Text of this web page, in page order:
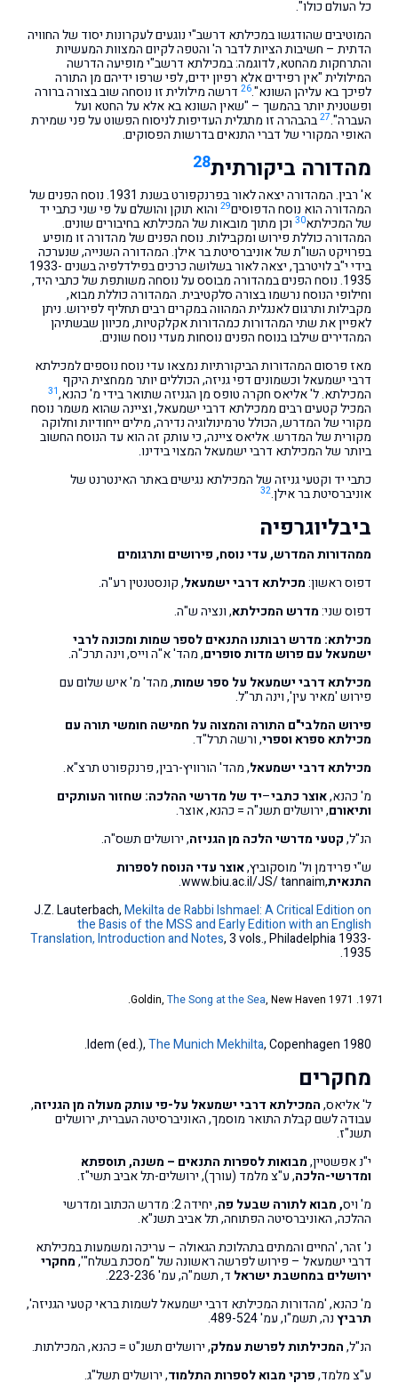
כל העולם כולו".
המוטיבים שהודגשו במכילתא דרשב"י נוגעים לעקרונות יסוד של החוויה
הדתית – חשיבות הציות לדבר ה' והטפה לקיום המצוות המעשיות
והתרחקות מהחטא, לדוגמה: במכילתא דרשב"י מופיעה הדרשה
המילולית "אין רפידים אלא רפיון ידים, לפי שרפו ידיהם מן התורה
לפיכך בא עליהן השונא".26 דרשה מילולית זו נוסחה שוב בצורה ברורה
ופשטנית יותר בהמשך – "שאין השונא בא אלא על החטא ועל
העברה".27 בהבהרה זו מתגלית העדיפות לניסוח הפשוט על פני שמירת
האופי המקורי של דברי התנאים בדרשות הפסוקים.
מהדורה ביקורתית28
א' רבין. המהדורה יצאה לאור בפרנקפורט בשנת 1931. נוסח הפנים של
המהדורה הוא נוסח הדפוסים29 והוא תוקן והושלם על פי שני כתבי יד
של המכילתא30 וכן מתוך מובאות של המכילתא בחיבורים שונים.
המהדורה כוללת פירוש ומקבילות. נוסח הפנים של מהדורה זו מופיע
בפרויקט השו"ת של אוניברסיטת בר אילן. המהדורה השנייה, שנערכה
בידי י"ב לויטרבך, יצאה לאור בשלושה כרכים בפילדלפיה בשנים 1933-
1935. נוסח הפנים במהדורה מבוסס על נוסחה משותפת של כתבי היד,
וחילופי הנוסח נרשמו בצורה סלקטיבית. המהדורה כוללת מבוא,
מקבילות ותרגום לאנגלית המהווה במקרים רבים תחליף לפירוש. ניתן
לאפיין את שתי המהדורות כמהדורות אקלקטיות, מכיוון שבשתיהן
המהדירים שילבו בנוסח הפנים נוסחות מעדי נוסח שונים.
מאז פרסום המהדורות הביקורתיות נמצאו עדי נוסח נוספים למכילתא
דרבי ישמעאל וכשמונים דפי גניזה, הכוללים יותר ממחצית היקף
המכילתא. ל' אליאס חקרה טופס מן הגניזה שתואר בידי מ' כהנא,31
המכיל קטעים רבים ממכילתא דרבי ישמעאל, וציינה שהוא משמר נוסח
מקורי של המדרש, הכולל טרמינולוגיה נדירה, מילים ייחודיות וחלוקה
מקורית של המדרש. אליאס ציינה, כי עותק זה הוא עד הנוסח החשוב
ביותר של המכילתא דרבי ישמעאל המצוי בידינו.
כתבי יד וקטעי גניזה של המכילתא נגישים באתר האינטרנט של
אוניברסיטת בר אילן.32
ביבליוגרפיה
ממהדורות המדרש, עדי נוסח, פירושים ותרגומים
דפוס ראשון:מכילתא דרבי ישמעאל, קונסטנטין רע"ה.
דפוס שני:מדרש המכילתא, ונציה ש"ה.
מכילתא: מדרש רבותנו התנאים לספר שמות ומכונה לרבי
ישמעאל עם פרוש מדות סופרים, מהד' א"ה וייס, וינה תרכ"ה.
מכילתא דרבי ישמעאל על ספר שמות, מהד' מ' איש שלום עם
פירוש 'מאיר עין', וינה תר"ל.
פירוש המלבי"ם התורה והמצוה על חמישה חומשי תורה עם
מכילתא ספרא וספרי, ורשה תרל"ד.
מכילתא דרבי ישמעאל, מהד' הורוויץ-רבין, פרנקפורט תרצ"א.
מ' כהנא,אוצר כתבי–יד של מדרשי ההלכה: שחזור העותקים
ותיאורם, ירושלים תשנ"ה = כהנא, אוצר.
הנ"ל,קטעי מדרשי הלכה מן הגניזה, ירושלים תשס"ה.
ש"י פרידמן ול' מוסקוביץ,אוצר עדי הנוסח לספרות
התנאית,www.biu.ac.il/JS/ tannaim.
J.Z. Lauterbach,Mekilta de Rabbi Ishmael: A Critical Edition on
the Basis of the MSS and Early Edition with an English
Translation, Introduction and Notes, 3 vols., Philadelphia 1933-
1935.
Goldin, The Song at the Sea, New Haven 1971.
Idem (ed.),The Munich Mekhilta, Copenhagen 1980.
מחקרים
ל' אליאס,המכילתא דרבי ישמעאל על-פי עותק מעולה מן הגניזה,
עבודה לשם קבלת התואר מוסמך, האוניברסיטה העברית, ירושלים
תשנ"ז.
י"נ אפשטיין,מבואות לספרות התנאים – משנה, תוספתא
ומדרשי-הלכה, ע"צ מלמד (עורך), ירושלים-תל אביב תשי"ז.
מ' ויס, מבוא לתורה שבעל פה , יחידה 2: מדרש הכתוב ומדרשי
ההלכה, האוניברסיטה הפתוחה, תל אביב תשנ"א.
נ' זהר, 'החיים והמתים בתהלוכת הגאולה – עריכה ומשמעות במכילתא
דרבי ישמעאל – פירוש לפרשה ראשונה של "מסכת בשלח"',מחקרי
ירושלים במחשבת ישראל ד, תשמ"ה, עמ' 223-236.
מ' כהנא, 'מהדורות המכילתא דרבי ישמעאל לשמות בראי קטעי הגניזה',
תרביץנה, תשמ"ו, עמ' 489-524.
הנ"ל,המכילתות לפרשת עמלק, ירושלים תשנ"ט = כהנא, המכילתות.
ע"צ מלמד,פרקי מבוא לספרות התלמוד, ירושלים תשל"ג.